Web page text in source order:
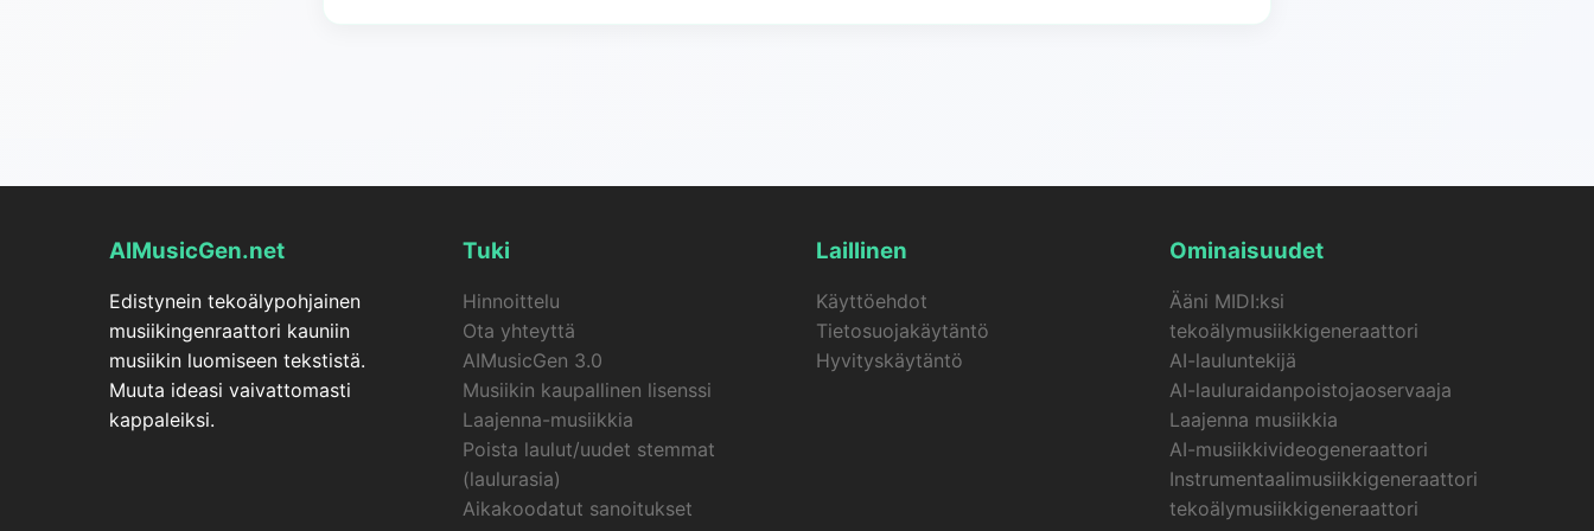
AIMusicGen.net
Edistynein tekoälypohjainen
musiikingenraattori kauniin
musiikin luomiseen tekstistä.
Muuta ideasi vaivattomasti
kappaleiksi.
Tuki
Hinnoittelu
Ota yhteyttä
AIMusicGen 3.0
Musiikin kaupallinen lisenssi
Laajenna-musiikkia
Poista laulut/uudet stemmat
(laulurasia)
Aikakoodatut sanoitukset
Laillinen
Käyttöehdot
Tietosuojakäytäntö
Hyvityskäytäntö
Ominaisuudet
Ääni MIDI:ksi
tekoälymusiikkigeneraattori
AI-lauluntekijä
AI-lauluraidanpoistojaoservaaja
Laajenna musiikkia
AI-musiikkivideogeneraattori
Instrumentaalimusiikkigeneraattori
tekoälymusiikkigeneraattori